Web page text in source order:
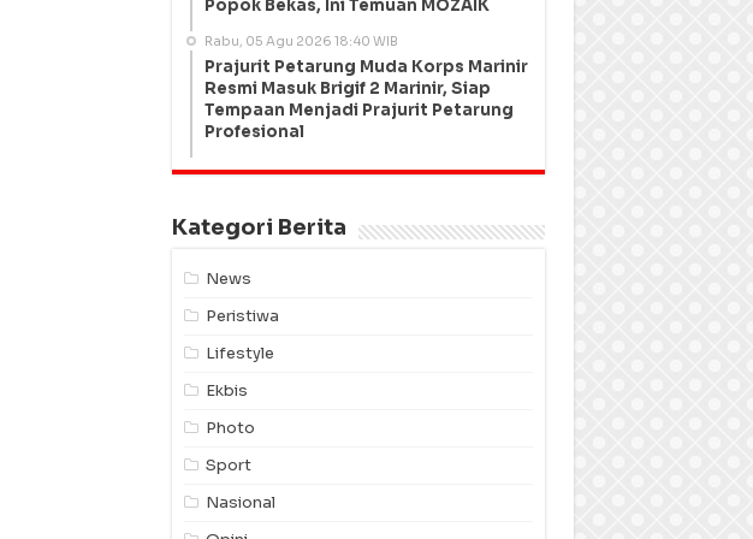
Popok Bekas, Ini Temuan MOZAIK
Rabu, 05 Agu 2026 18:40 WIB
Prajurit Petarung Muda Korps Marinir
Resmi Masuk Brigif 2 Marinir, Siap
Tempaan Menjadi Prajurit Petarung
Profesional
Kategori Berita
News
Peristiwa
Lifestyle
Ekbis
Photo
Sport
Nasional